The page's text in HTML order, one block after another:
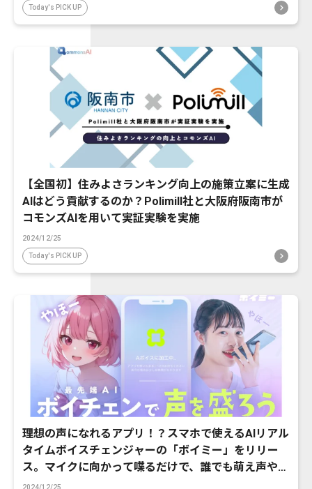
Today's PICK UP
【全国初】住みよさランキング向上の施策立案に生成
AIはどう貢献するのか？Polimill社と大阪府阪南市が
コモンズAIを用いて実証実験を実施
2024/12/25
Today's PICK UP
理想の声になれるアプリ！？スマホで使えるAIリアル
タイムボイスチェンジャーの「ボイミー」をリリー
ス。マイクに向かって喋るだけで、誰でも萌え声やイ
ケボ風に音声変換が可能に。
2024/12/25